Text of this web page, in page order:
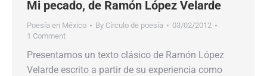
Mi pecado, de Ramón López Velarde
Poesía en México By Círculo de poesía
03/02/2012
1 Comment
Presentamos un texto clásico de Ramón López
Velarde escrito a partir de su experiencia como